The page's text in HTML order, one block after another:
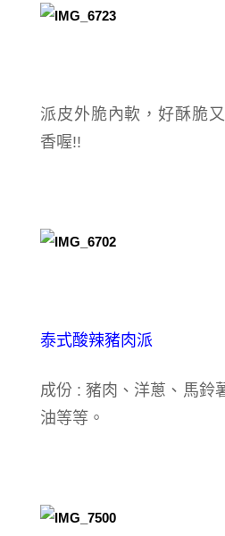
派皮外脆內軟，好酥脆
香喔!!
泰式酸辣豬肉派
成份 : 豬肉、洋蔥、馬鈴
油等等。